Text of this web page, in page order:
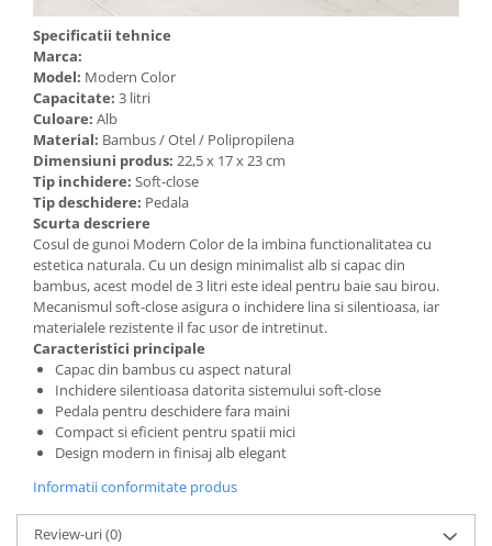
Specificatii tehnice
Marca:
Model: Modern Color
Capacitate: 3 litri
Culoare: Alb
Material: Bambus / Otel / Polipropilena
Dimensiuni produs: 22,5 x 17 x 23 cm
Tip inchidere: Soft-close
Tip deschidere: Pedala
Scurta descriere
Cosul de gunoi Modern Color de la imbina functionalitatea cu
estetica naturala. Cu un design minimalist alb si capac din
bambus, acest model de 3 litri este ideal pentru baie sau birou.
Mecanismul soft-close asigura o inchidere lina si silentioasa, iar
materialele rezistente il fac usor de intretinut.
Caracteristici principale
Capac din bambus cu aspect natural
Inchidere silentioasa datorita sistemului soft-close
Pedala pentru deschidere fara maini
Compact si eficient pentru spatii mici
Design modern in finisaj alb elegant
Informatii conformitate produs
Review-uri(0)